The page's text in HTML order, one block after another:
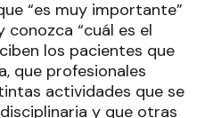
“es muy importante”
conozca “cuál es el
los pacientes que
que profesionales
actividades que se
y que otras